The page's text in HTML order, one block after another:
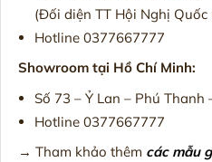
(Đối diện TT Hội Nghị Quốc
Hotline 0377667777
Showroom tại Hồ Chí Minh:
Số 73 – Ỷ Lan – Phú Thanh
Hotline 0377667777
→ Tham khảo thêm các mẫu